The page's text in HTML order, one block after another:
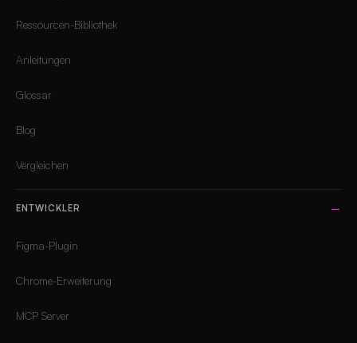
Ressourcen-Bibliothek
Anleitungen
Glossar
Blog
Vergleichen
ENTWICKLER
Figma-Plugin
Chrome-Erweiterung
MCP Server